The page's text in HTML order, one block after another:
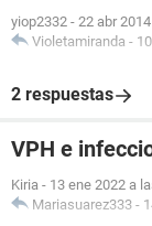
yiop2332 - 22 abr
Violetamiranda -
2 respuestas
VPH e
Kiria - 13 ene 2022 a
Mariasuarez333 -